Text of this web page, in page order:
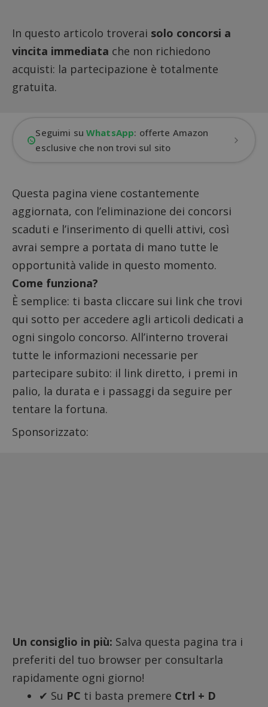
In questo articolo troverai solo concorsi a
vincita immediata che non richiedono
acquisti: la partecipazione è totalmente
gratuita.
Seguimi suWhatsApp: offerte Amazon
esclusive che non trovi sul sito
Questa pagina viene costantemente
aggiornata, con l’eliminazione dei concorsi
scaduti e l’inserimento di quelli attivi, così
avrai sempre a portata di mano tutte le
opportunità valide in questo momento.
Come funziona?
È semplice: ti basta cliccare sui link che trovi
qui sotto per accedere agli articoli dedicati a
ogni singolo concorso. All’interno troverai
tutte le informazioni necessarie per
partecipare subito: il link diretto, i premi in
palio, la durata e i passaggi da seguire per
tentare la fortuna.
Sponsorizzato:
Un consiglio in più: Salva questa pagina tra i
preferiti del tuo browser per consultarla
rapidamente ogni giorno!
✔ Su PC ti basta premere Ctrl + D